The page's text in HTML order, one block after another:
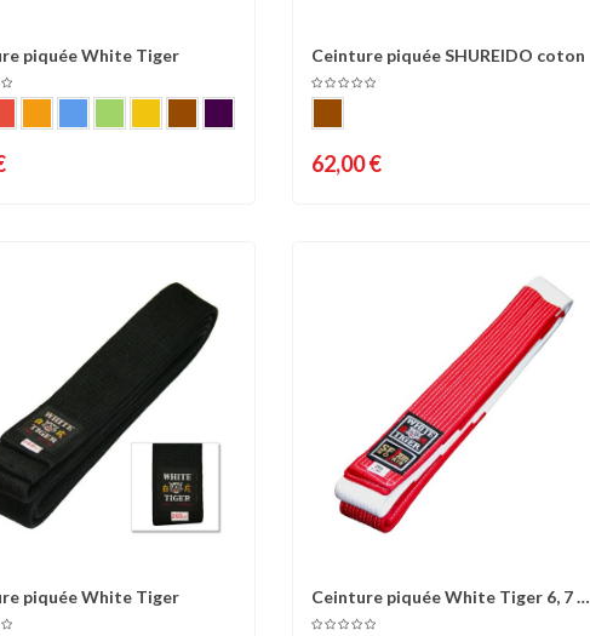
Liste d'envies
piquée White Tiger Comparer Liste d'envies
Ceinture piquée SHUREIDO coton
62,00 €
Liste d'envies
piquée White Tiger Comparer Liste d'envies
Ceinture piquée White Tiger 6, 7 et
8°...